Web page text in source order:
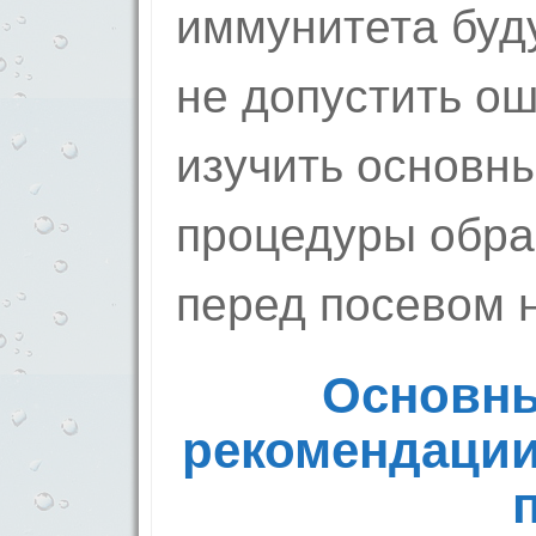
иммунитета
не допустить
изучить
процедуры
перед посевом